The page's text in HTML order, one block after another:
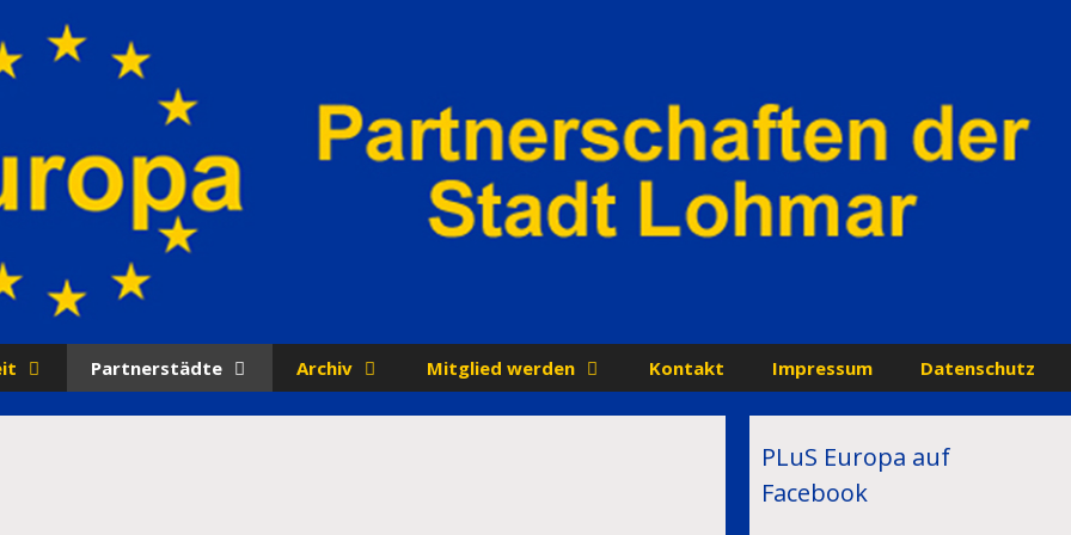
Partnerstädte Archiv Mitglied werden Kontakt Impressum Datenschutz
PLuS Europa auf
Facebook